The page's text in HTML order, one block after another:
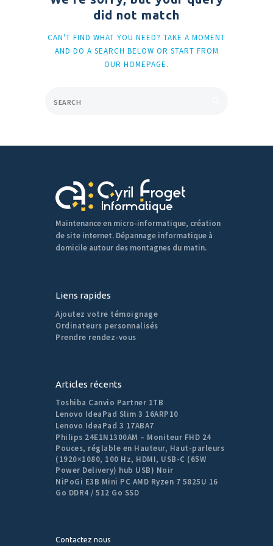
did not match
CAN'T FIND WHAT YOU NEED? TAKE A MOMENT
AND DO A SEARCH BELOW OR START FROM
OUR HOMEPAGE.
Maintenance en micro-informatique, création
de site internet. Dépannage informatique à
domicile autour des montagnes du matin.
Liens rapides
Ajoutez votre témoignage
Ordinateurs personnalisés
Prendre rendez-vous
Articles récents
Toshiba Canvio Partner 1TB
Lenovo IdeaPad Slim 3 16ARP10
Lenovo IdeaPad 3 17ABA7
Philips 24E1N1300AM – Moniteur FHD 24
Pouces, réglable en Hauteur, Haut-parleurs
(1920×1080, 100 Hz, HDMI, USB-C (65W
Power Delivery) hub USB) Noir
NiPoGi E3B Mini PC AMD Ryzen 7 5825U 16
Go DDR4 / 512 Go SSD
Contactez nous